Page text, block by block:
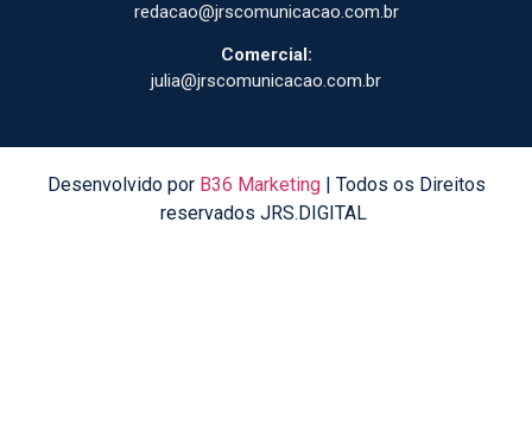
redacao@jrscomunicacao.com.br
Comercial:
julia@jrscomunicacao.com.br
Desenvolvido por B36 Marketing| Todos os Direitos
reservados JRS.DIGITAL